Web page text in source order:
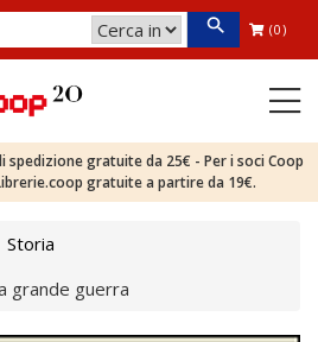
(0)
spedizione gratuite da 25€ - Per i soci Coop
gratuite a partire da 19€.
Storia
grande guerra